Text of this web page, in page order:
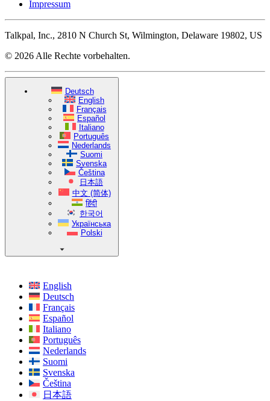
Impressum
Talkpal, Inc., 2810 N Church St, Wilmington, Delaware 19802, US
© 2026 Alle Rechte vorbehalten.
Deutsch
English
Français
Español
Italiano
Português
Nederlands
Suomi
Svenska
Čeština
日本語
中文 (简体)
हिंदी
한국어
Українська
Polski
English
Deutsch
Français
Español
Italiano
Português
Nederlands
Suomi
Svenska
Čeština
日本語